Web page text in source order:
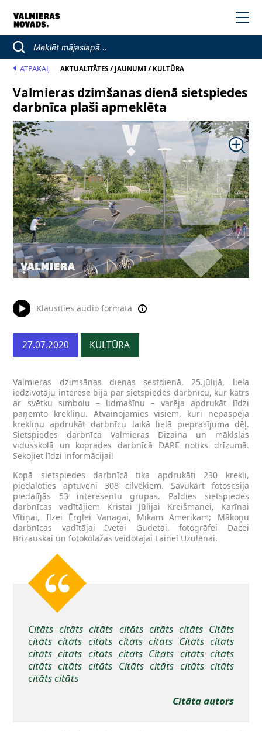
ATPAKAĻ AKTUALITĀTES/ JAUNUMI/ KULTŪRA
Valmieras dzimšanas dienā sietspiedes
darbnīca plaši apmeklēta
Klausīties audio formātā
27.07.2020 KULTŪRA
Valmieras dzimsānas dienas sestdienā, 25.jūlijā, liela
iedzīvotāju interese bija par sietspiedes darbnīcu, kur katrs
ar svētku simbolu – lidmašīnu – varēja apdrukāt līdzi
paņemto krekliņu. Atvainojamies visiem, kuri nepaspēja
krekliņu apdrukāt darbnīcu laikā lielā pieprasījuma dēļ.
Sietspiedes darbnīca Valmieras Dizaina un māklslas
vidusskolā un koprades darbnīcā DARE notiks drīzumā.
Sekojiet līdzi informācijai!
Kopā sietspiedes darbnīcā tika apdrukāti 230 krekli,
piedaloties aptuveni 308 cilvēkiem. Savukārt fotosesijā
piedalījās 53 interesentu grupas. Paldies sietspiedes
darbnīcas vadītājiem Kristai Jūlijai Kreišmanei, Karīnai
Vītiņai, Ilzei Ērglei Vanagai, Mikam Amerikam; Mākoņu
darbnīcas vadītājai Ivetai Gudetai, fotogrāfei Dacei
Brizauskai un fotokolāžas veidotājai Lainei Uzulēnai.
Citāts citāts citāts citāts citāts citāts Citāts
citāts citāts citāts citāts citāts Citāts citāts
citāts citāts citāts citāts Citāts citāts citāts
citāts citāts citāts Citāts citāts citāts citāts
citāts citāts
Citāta autors